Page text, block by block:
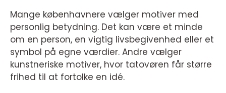
Mange københavnere vælger motiver med
personlig betydning. Det kan være et minde
om en person, en vigtig livsbegivenhed eller et
symbol på egne værdier. Andre vælger
kunstneriske motiver, hvor tatovøren får større
frihed til at fortolke en idé.